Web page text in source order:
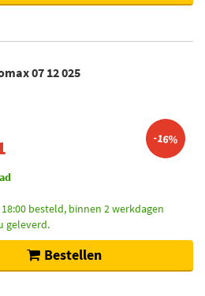
07 12 025
-16%
besteld, binnen 2 werkdagen
geleverd.
Bestellen